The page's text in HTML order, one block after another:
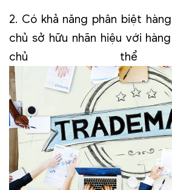
2. Có khả năng phân biệt
chủ sở hữu nhãn hiệu với
chủ thể